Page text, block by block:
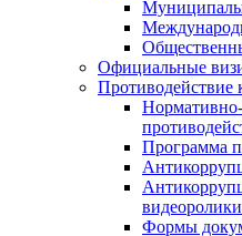
Официальные
Противодействие
Программа
видеоролики
Формы